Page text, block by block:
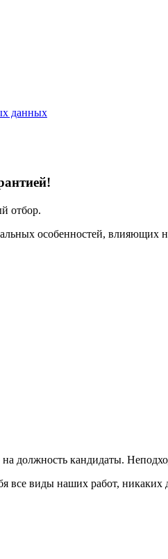
данных
отбор.
особенностей,
должность кандидаты.
все виды наших работ,